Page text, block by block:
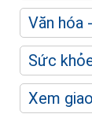
Văn hóa
Sức
Xem